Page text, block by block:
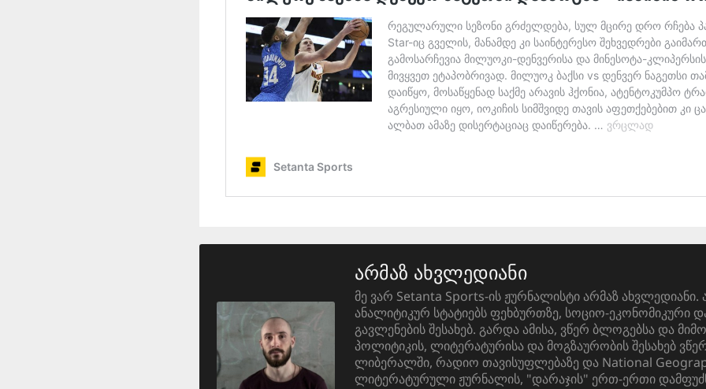
არმაზ ახვლედიანი
მე ვარ Setanta Sports-ის ჟურნალისტი არმაზ ახვლედიანი.
ანალიტიკურ სტატიებს ფეხბურთზე, სოციო-ეკონომიკური
გავლენების შესახებ. გარდა ამისა, ვწერ ბლოგებსა და
პოლიტიკის, ლიტერატურისა და მოგზაურობის შესახებ
ლიბერალში, რადიო თავისუფლებაზე და National
ლიტერატურული ჟურნალის, "დარაჯის" ერთ-ერთი